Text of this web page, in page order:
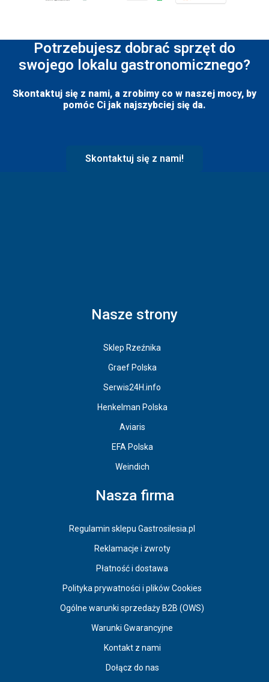
Potrzebujesz dobrać sprzęt do
swojego lokalu gastronomicznego?
Skontaktuj się z nami, a zrobimy co w naszej mocy, by
pomóc Ci jak najszybciej się da.
Skontaktuj się z nami!
Nasze strony
Sklep Rzeźnika
Graef Polska
Serwis24H.info
Henkelman Polska
Aviaris
EFA Polska
Weindich
Nasza firma
Regulamin sklepu Gastrosilesia.pl
Reklamacje i zwroty
Płatność i dostawa
Polityka prywatności i plików Cookies
Ogólne warunki sprzedaży B2B (OWS)
Warunki Gwarancyjne
Kontakt z nami
Dołącz do nas